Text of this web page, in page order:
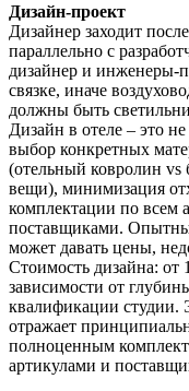
Дизайн-проект
Дизайнер заходит
параллельно с
дизайнер и инженеры-
связке, иначе
должны быть
Дизайн в отеле – это
выбор конкретных
(отельный ковролин
вещи), минимизация
комплектации по всем
поставщиками.
может давать цены,
Стоимость дизайна: от
зависимости от
квалификации студии.
отражает
полноценным
артикулами и